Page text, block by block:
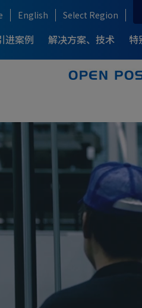
English Select Region
新一代 复合加工中心
龙门式加工中心
进案例
合加工中心
解决方案、技术
解决
各行业解决方案
汽车行业
半导体制造业
风力发电制造业
飞机制造业
医疗器械行业
建筑机械行业
特
为何选择OKUMA龙门加工中心
What’s MCR?